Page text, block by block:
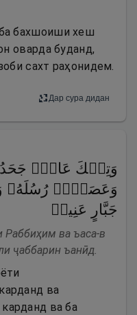
бахшоиши хеш
оварда буданд,
сахт раҳонидем.
Дар сура дидан
وَتِلۡكَ عَادࣱۖ
وَعَصَوۡا۟ رُسُلَهُۥ
جَبَّارٍ عَنِیدࣲ
Раббиҳим ва ъаса-в
ҷаббарин ъанӣд.
ва
ва ба